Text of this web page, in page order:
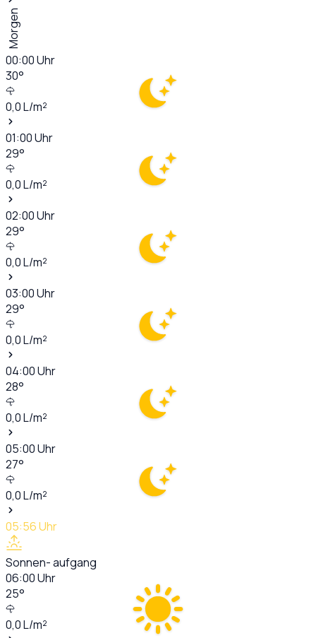
Morgen
00:00Uhr
30°
0,0L/m²
01:00Uhr
29°
0,0L/m²
02:00Uhr
29°
0,0L/m²
03:00Uhr
29°
0,0L/m²
04:00Uhr
28°
0,0L/m²
05:00Uhr
27°
0,0L/m²
05:56Uhr
Sonnen- aufgang
06:00Uhr
25°
0,0L/m²